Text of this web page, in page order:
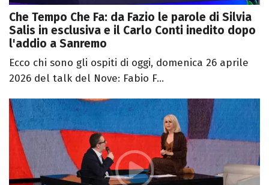
Che Tempo Che Fa: da Fazio le parole di Silvia
Salis in esclusiva e il Carlo Conti inedito dopo
l'addio a Sanremo
Ecco chi sono gli ospiti di oggi, domenica 26 aprile
2026 del talk del Nove: Fabio F...